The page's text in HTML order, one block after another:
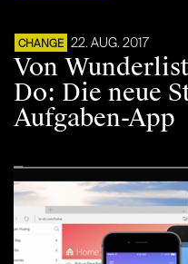
CHANGE 22. AUG. 2017
Von
Do: Die neue
Aufgaben-App